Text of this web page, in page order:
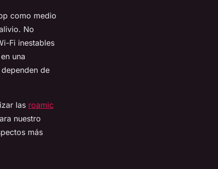
como medio
No
Fi inestables
una
de
las roamic
nuestro
más